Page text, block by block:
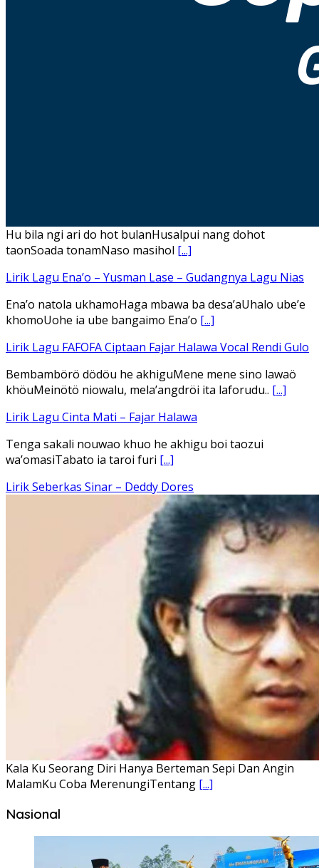
Hu bila ngi ari do hot bulanHusalpui nang dohot
taonSoada tonamNaso masihol [...]
Lirik Lagu Ena’o – Yusman Lase – Gudangnya Lagu Nias
Ena’o natola ukhamoHaga mbawa ba desa’aUhalo ube’e
khomoUohe ia ube bangaimo Ena’o [...]
Lirik Lagu FAFOFA Ciptaan Fajar Halawa Vocal Rendi Gulo